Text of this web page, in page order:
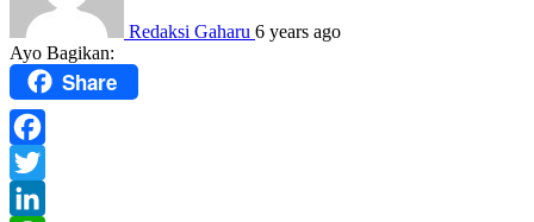
Redaksi Gaharu 6 years ago
Ayo Bagikan:
Share
Facebook
Twitter